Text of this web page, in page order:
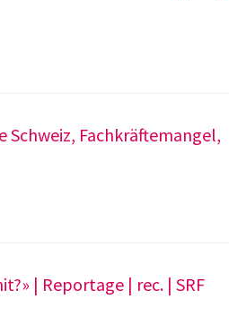
Schweiz, Fachkräftemangel,
| Reportage | rec. | SRF